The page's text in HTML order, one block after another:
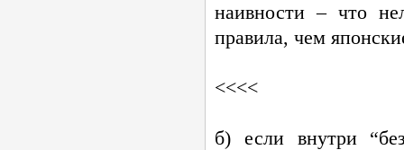
наивности – что
правила, чем
<<<<
б) если внутри